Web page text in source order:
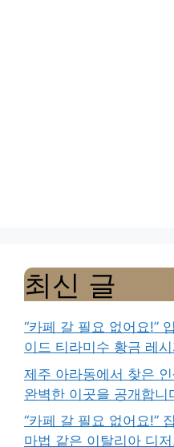
최신 글
“카페 갈 필요 없어요!”
이드 티라미수 황금 레
제주 아라동에서 찾은
완벽한 이곳을 공개합니
“카페 갈 필요 없어요!”
마법 같은 이탈리아 디